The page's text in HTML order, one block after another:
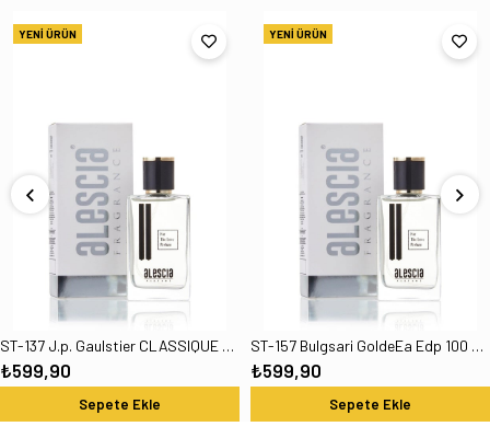
ST-137 J.p. Gaulstier CLASSIQUE Edp 100 Ml Kadın Parfüm
₺599,90
Sepete Ekle
YENI ÜRÜN
ST-157 Bulgsari GoldeEa Edp 100 Ml Kadın Parfüm
₺599,90
Sepete Ekle
YENI ÜRÜN